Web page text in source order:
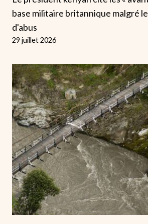
base militaire britannique malgré
d'abus
29 juillet 2026